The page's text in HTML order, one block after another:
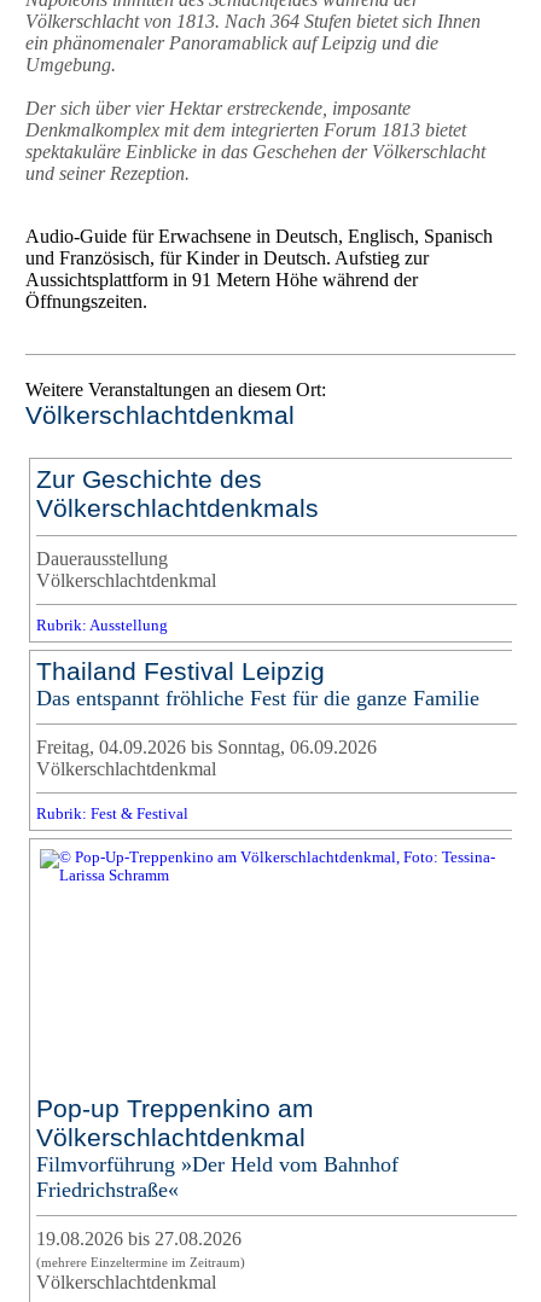
Völkerschlacht von 1813. Nach 364 Stufen bietet sich Ihnen
ein phänomenaler Panoramablick auf Leipzig und die
Umgebung.
Der sich über vier Hektar erstreckende, imposante
Denkmalkomplex mit dem integrierten Forum 1813 bietet
spektakuläre Einblicke in das Geschehen der Völkerschlacht
und seiner Rezeption.
Audio-Guide für Erwachsene in Deutsch, Englisch, Spanisch
und Französisch, für Kinder in Deutsch. Aufstieg zur
Aussichtsplattform in 91 Metern Höhe während der
Öffnungszeiten.
Weitere Veranstaltungen an diesem Ort:
Völkerschlachtdenkmal
Zur Geschichte des
Völkerschlachtdenkmals
Dauerausstellung
Völkerschlachtdenkmal
Rubrik: Ausstellung
Thailand Festival Leipzig
Das entspannt fröhliche Fest für die ganze Familie
Freitag, 04.09.2026 bis Sonntag, 06.09.2026
Völkerschlachtdenkmal
Rubrik: Fest & Festival
Pop-up Treppenkino am
Völkerschlachtdenkmal
Filmvorführung »Der Held vom Bahnhof
Friedrichstraße«
19.08.2026 bis 27.08.2026
(mehrere Einzeltermine im Zeitraum)
Völkerschlachtdenkmal